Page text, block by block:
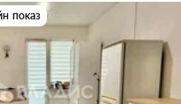
показ